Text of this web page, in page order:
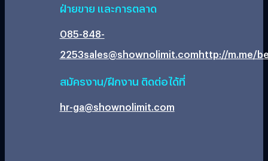
ฝ่ายขาย และการตลาด
085-848-
2253sales@shownolimit.comhttp://m.me/
สมัครงาน/ฝึกงาน ติดต่อได้ที่
hr-ga@shownolimit.com